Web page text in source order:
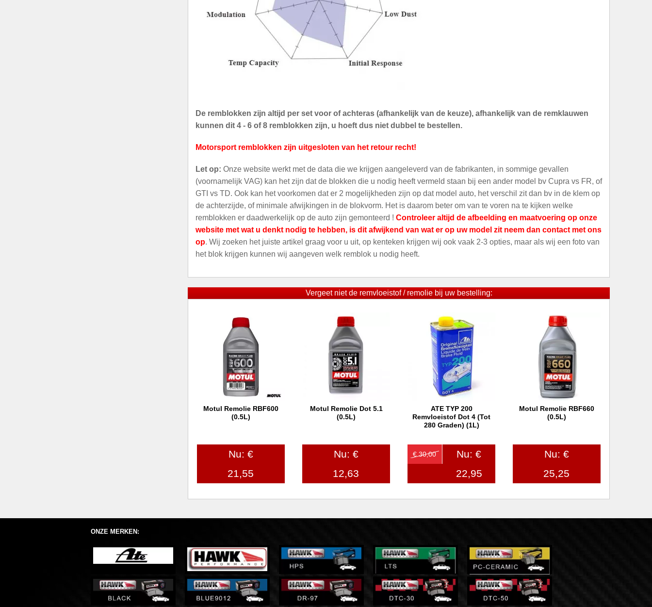
De remblokken zijn altijd per set voor of achteras (afhankelijk van de keuze), afhankelijk van de remklauwen
kunnen dit 4 - 6 of 8 remblokken zijn, u hoeft dus niet dubbel te bestellen.
Motorsport remblokken zijn uitgesloten van het retour recht!
Let op: Onze website werkt met de data die we krijgen aangeleverd van de fabrikanten, in sommige gevallen
(voornamelijk VAG) kan het zijn dat de blokken die u nodig heeft vermeld staan bij een ander model bv Cupra vs FR, of
GTI vs TD. Ook kan het voorkomen dat er 2 mogelijkheden zijn op dat model auto, het verschil zit dan bv in de klem op
de achterzijde, of minimale afwijkingen in de blokvorm. Het is daarom beter om van te voren na te kijken welke
remblokken er daadwerkelijk op de auto zijn gemonteerd ! Controleer altijd de afbeelding en maatvoering op onze
website met wat u denkt nodig te hebben, is dit afwijkend van wat er op uw model zit neem dan contact met ons
op. Wij zoeken het juiste artikel graag voor u uit, op kenteken krijgen wij ook vaak 2-3 opties, maar als wij een foto van
het blok krijgen kunnen wij aangeven welk remblok u nodig heeft.
Vergeet niet de remvloeistof / remolie bij uw bestelling:
In winkelwagen
Motul Remolie RBF600
(0.5L)
Nu: €
21,55
In winkelwagen
Motul Remolie Dot 5.1
(0.5L)
Nu: €
12,63
In winkelwagen
ATE TYP 200
Remvloeistof Dot 4 (tot
280 Graden) (1L)
€ 30,00
Nu: €
22,95
In winkelwagen
Motul Remolie RBF660
(0.5L)
Nu: €
25,25
ONZE MERKEN: